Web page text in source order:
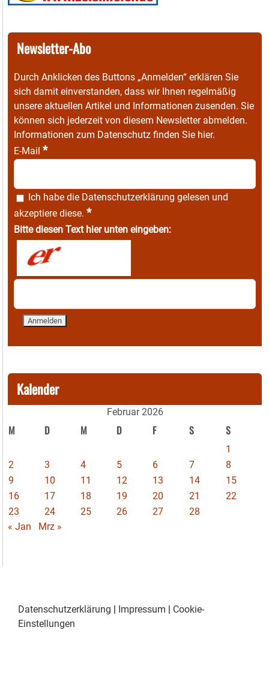
Newsletter-Abo
Durch Anklicken des Buttons „Anmelden“ erklären Sie
sich damit einverstanden, dass wir Ihnen regelmäßig
unsere aktuellen Artikel und Informationen zusenden. Sie
können sich jederzeit von diesem Newsletter abmelden.
Informationen zum Datenschutz finden Sie hier.
E-Mail *
Ich habe die Datenschutzerklärung gelesen und
akzeptiere diese. *
Bitte diesen Text hier unten eingeben:
Kalender
Februar 2026
M D M D F S S
1
2
3 4 5 6 7
8
9
10 11 12 13 14
15
16
17 18 19 20 21
22
23
24 25 26 27
28
« Jan
Mrz »
Datenschutzerklärung Impressum
Cookie-
Einstellungen